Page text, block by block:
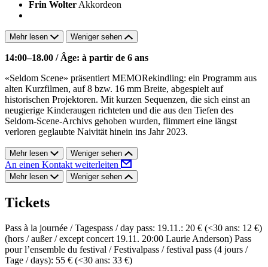
Frin Wolter Akkordeon
Mehr lesen Weniger sehen
14:00–18.00 / Âge: à partir de 6 ans
«Seldom Scene» präsentiert MEMORekindling: ein Programm aus
alten Kurzfilmen, auf 8 bzw. 16 mm Breite, abgespielt auf
historischen Projektoren. Mit kurzen Sequenzen, die sich einst an
neugierige Kinderaugen richteten und die aus den Tiefen des
Seldom-Scene-Archivs gehoben wurden, flimmert eine längst
verloren geglaubte Naivität hinein ins Jahr 2023.
Mehr lesen Weniger sehen
An einen Kontakt weiterleiten
Mehr lesen Weniger sehen
Tickets
Pass à la journée / Tagespass / day pass: 19.11.: 20 € (<30 ans: 12 €)
(hors / außer / except concert 19.11. 20:00 Laurie Anderson) Pass
pour l’ensemble du festival / Festivalpass / festival pass (4 jours /
Tage / days): 55 € (<30 ans: 33 €)